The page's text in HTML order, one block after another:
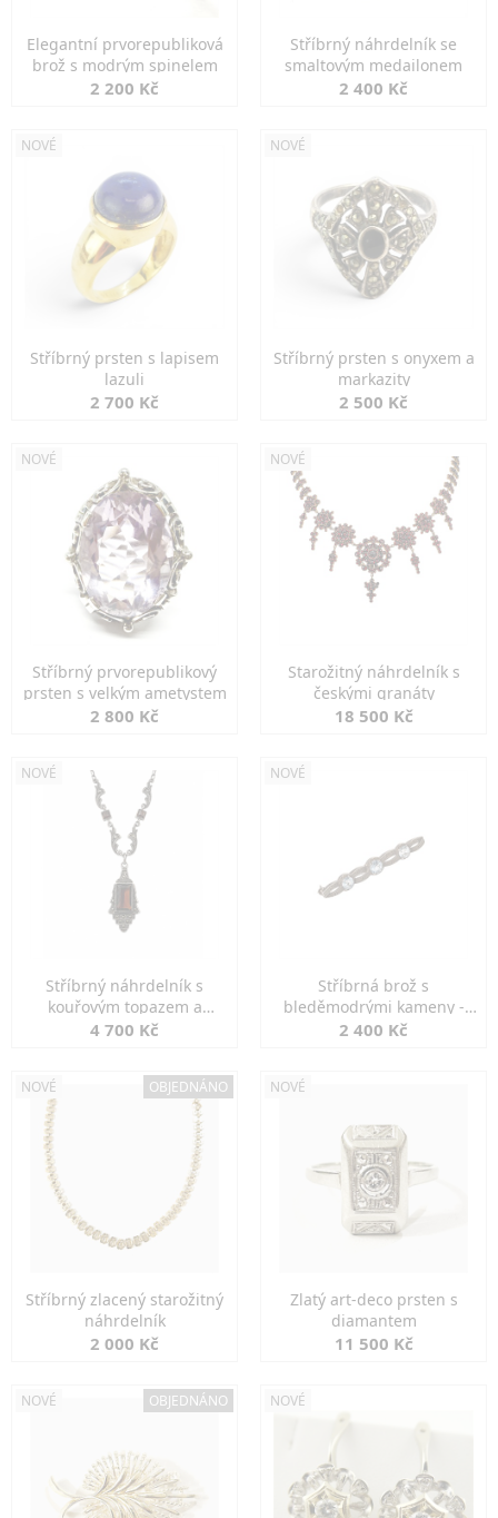
Elegantní prvorepubliková
brož s modrým spinelem
2 200 Kč
Stříbrný náhrdelník se
smaltovým medailonem
2 400 Kč
NOVÉ
Stříbrný prsten s lapisem
lazuli
2 700 Kč
NOVÉ
Stříbrný prsten s onyxem a
markazity
2 500 Kč
NOVÉ
Stříbrný prvorepublikový
prsten s velkým ametystem
2 800 Kč
NOVÉ
Starožitný náhrdelník s
českými granáty
18 500 Kč
NOVÉ
Stříbrný náhrdelník s
kouřovým topazem a
markazity
4 700 Kč
NOVÉ
Stříbrná brož s
bleděmodrými kameny -
jemná elegance
2 400 Kč
NOVÉ OBJEDNÁNO
Stříbrný zlacený starožitný
náhrdelník
2 000 Kč
NOVÉ
Zlatý art-deco prsten s
diamantem
11 500 Kč
NOVÉ OBJEDNÁNO NOVÉ